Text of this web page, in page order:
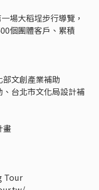
場大稻埕步行導覽，
個團體客戶、累積
文創產業補助
台北市文化局設計補
畫
Tour